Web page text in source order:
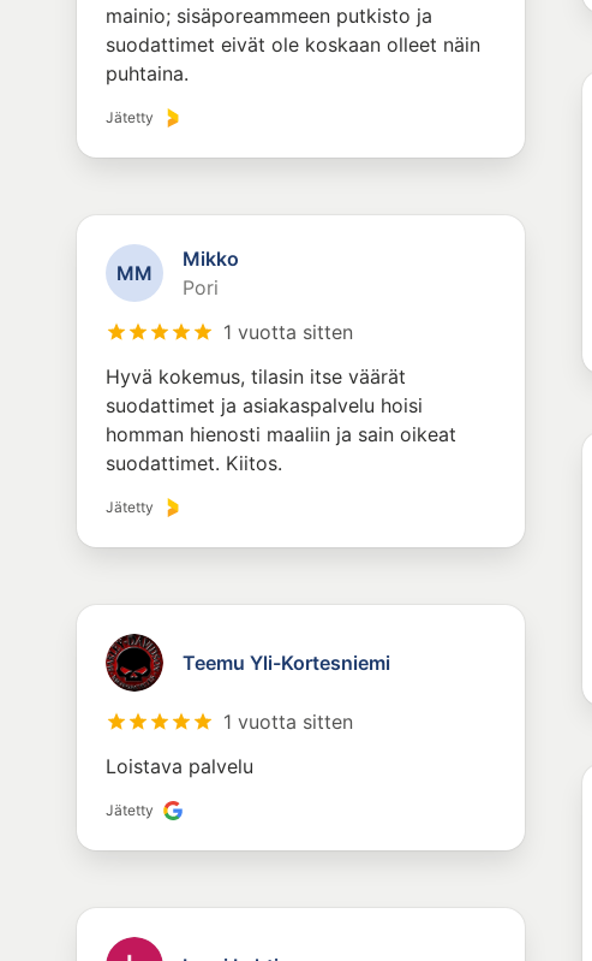
mainio; sisäporeammeen putkisto ja
suodattimet eivät ole koskaan olleet näin
puhtaina.
Jätetty
MM
Mikko
Pori
1 vuotta sitten
Hyvä kokemus, tilasin itse väärät
suodattimet ja asiakaspalvelu hoisi
homman hienosti maaliin ja sain oikeat
suodattimet. Kiitos.
Jätetty
Teemu Yli-Kortesniemi
1 vuotta sitten
Loistava palvelu
Jätetty